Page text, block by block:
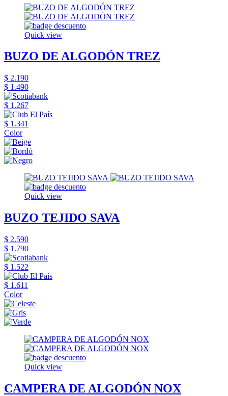
Quick view
BUZO DE ALGODÓN TREZ
$ 2.190
$ 1.490
$ 1.267
$ 1.341
Color
Quick view
BUZO TEJIDO SAVA
$ 2.590
$ 1.790
$ 1.522
$ 1.611
Color
Quick view
CAMPERA DE ALGODÓN NOX